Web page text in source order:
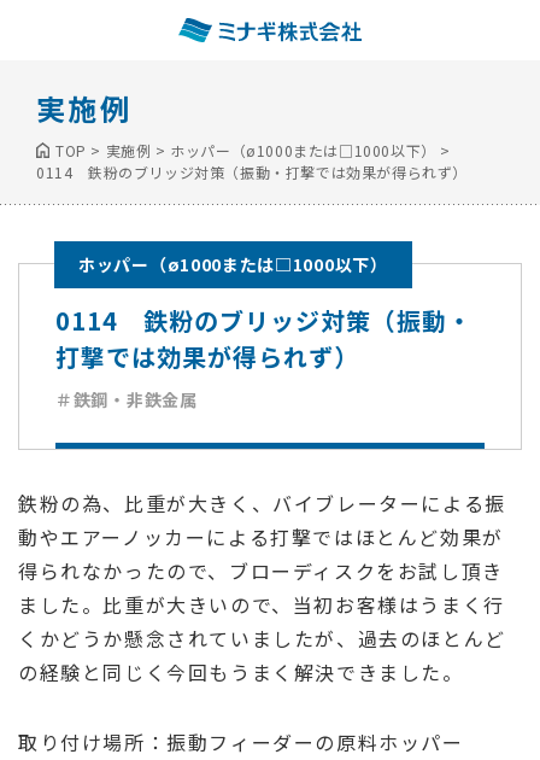
実施例
TOP > 実施例 > ホッパー（ø1000または□1000以下）
>
0114 鉄粉のブリッジ対策（振動・打撃では効果が得られず）
ホッパー（ø1000または□1000以下）
0114 鉄粉のブリッジ対策（振動・
打撃では効果が得られず）
＃鉄鋼・非鉄金属
鉄粉の為、比重が大きく、バイブレーターによる振
動やエアーノッカーによる打撃ではほとんど効果が
得られなかったので、ブローディスクをお試し頂き
ました。比重が大きいので、当初お客様はうまく行
くかどうか懸念されていましたが、過去のほとんど
の経験と同じく今回もうまく解決できました。
取り付け場所：振動フィーダーの原料ホッパー